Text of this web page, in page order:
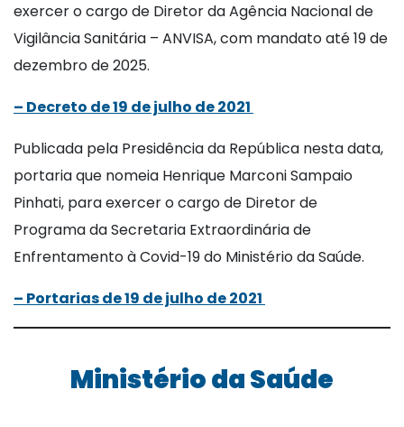
exercer o cargo de Diretor da Agência Nacional de
Vigilância Sanitária – ANVISA, com mandato até 19 de
dezembro de 2025.
– Decreto de 19 de julho de 2021
Publicada pela Presidência da República nesta data,
portaria que nomeia Henrique Marconi Sampaio
Pinhati, para exercer o cargo de Diretor de
Programa da Secretaria Extraordinária de
Enfrentamento à Covid-19 do Ministério da Saúde.
– Portarias de 19 de julho de 2021
Ministério da Saúde